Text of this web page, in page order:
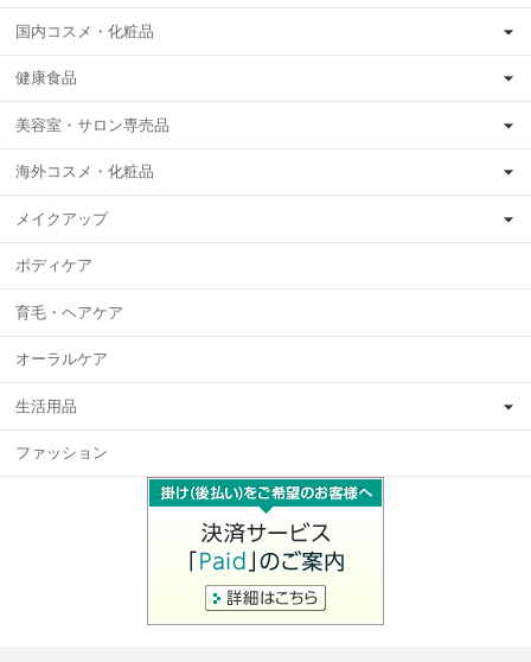
国内コスメ・化粧品
健康食品
美容室・サロン専売品
海外コスメ・化粧品
メイクアップ
ボディケア
育毛・ヘアケア
オーラルケア
生活用品
ファッション